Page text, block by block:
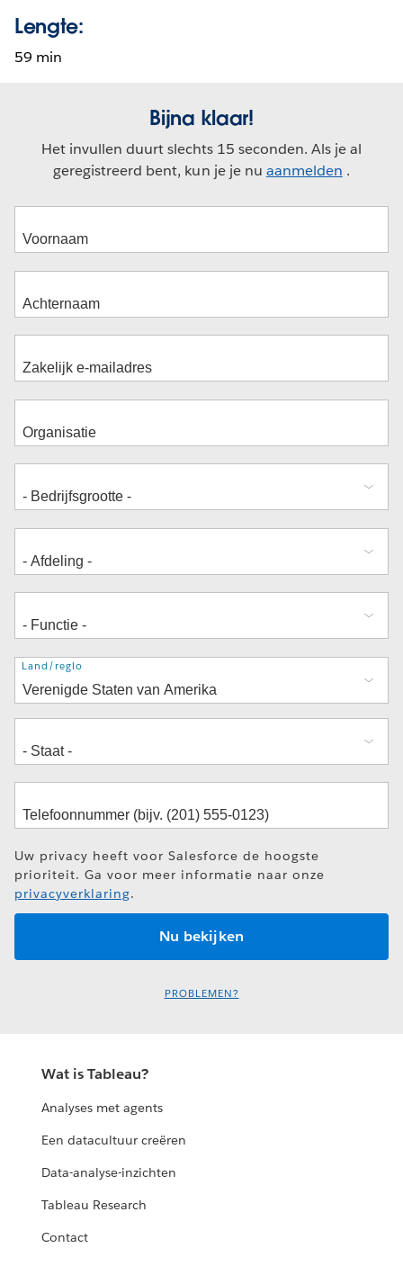
Lengte:
59 min
Bijna klaar!
Het invullen duurt slechts 15 seconden. Als je al
geregistreerd bent, kun je je nu aanmelden .
Adres
Land/regio
Uw privacy heeft voor Salesforce de hoogste
prioriteit. Ga voor meer informatie naar onze
privacyverklaring.
PROBLEMEN?
Wat is Tableau?
Analyses met agents
Een datacultuur creëren
Data-analyse-inzichten
Tableau Research
Contact